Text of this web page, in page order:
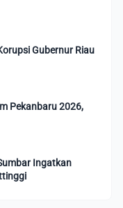
Gubernur Riau
Pekanbaru 2026,
Ingatkan